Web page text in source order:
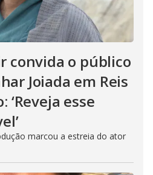
convida o público
Joiada em Reis
esse
marcou a estreia do ator